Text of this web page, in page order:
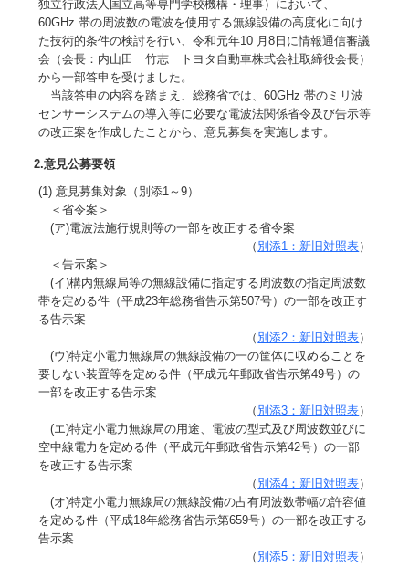
独立行政法人国立高等専門学校機構・理事）において、
60GHz 帯の周波数の電波を使用する無線設備の高度化に向け
た技術的条件の検討を行い、令和元年10 月8日に情報通信審議
会（会長：内山田 竹志 トヨタ自動車株式会社取締役会長）
から一部答申を受けました。
当該答申の内容を踏まえ、総務省では、60GHz 帯のミリ波
センサーシステムの導入等に必要な電波法関係省令及び告示等
の改正案を作成したことから、意見募集を実施します。
2.意見公募要領
(1) 意見募集対象（別添1～9）
＜省令案＞
(ア)電波法施行規則等の一部を改正する省令案
（ 別添1：新旧対照表）
＜告示案＞
(イ)構内無線局等の無線設備に指定する周波数の指定周波数
帯を定める件（平成23年総務省告示第507号）の一部を改正す
る告示案
（ 別添2：新旧対照表）
(ウ)特定小電力無線局の無線設備の一の筐体に収めることを
要しない装置等を定める件（平成元年郵政省告示第49号）の
一部を改正する告示案
（ 別添3：新旧対照表）
(エ)特定小電力無線局の用途、電波の型式及び周波数並びに
空中線電力を定める件（平成元年郵政省告示第42号）の一部
を改正する告示案
（ 別添4：新旧対照表）
(オ)特定小電力無線局の無線設備の占有周波数帯幅の許容値
を定める件（平成18年総務省告示第659号）の一部を改正する
告示案
（ 別添5：新旧対照表）